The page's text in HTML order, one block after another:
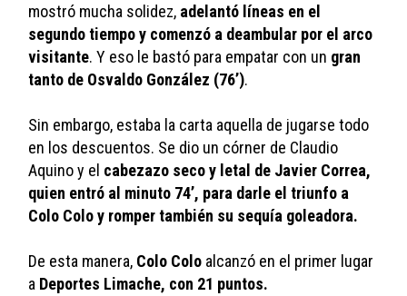
mostró mucha solidez, adelantó líneas en el
segundo tiempo y comenzó a deambular por el arco
visitante. Y eso le bastó para empatar con un gran
tanto de Osvaldo González (76’).
Sin embargo, estaba la carta aquella de jugarse todo
en los descuentos. Se dio un córner de Claudio
Aquino y el cabezazo seco y letal de Javier Correa,
quien entró al minuto 74’, para darle el triunfo a
Colo Colo y romper también su sequía goleadora.
De esta manera, Colo Colo alcanzó en el primer lugar
a Deportes Limache, con 21 puntos.